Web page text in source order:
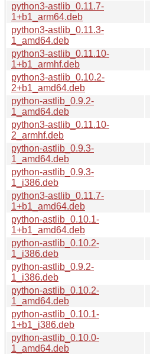
python3-astlib_0.11.7-
1+b1_arm64.deb
python3-astlib_0.11.3-
1_amd64.deb
python3-astlib_0.11.10-
1+b1_armhf.deb
python3-astlib_0.10.2-
2+b1_amd64.deb
python-astlib_0.9.2-
1_amd64.deb
python3-astlib_0.11.10-
2_armhf.deb
python-astlib_0.9.3-
1_amd64.deb
python-astlib_0.9.3-
1_i386.deb
python3-astlib_0.11.7-
1+b1_amd64.deb
python-astlib_0.10.1-
1+b1_amd64.deb
python-astlib_0.10.2-
1_i386.deb
python-astlib_0.9.2-
1_i386.deb
python-astlib_0.10.2-
1_amd64.deb
python-astlib_0.10.1-
1+b1_i386.deb
python-astlib_0.10.0-
1_amd64.deb